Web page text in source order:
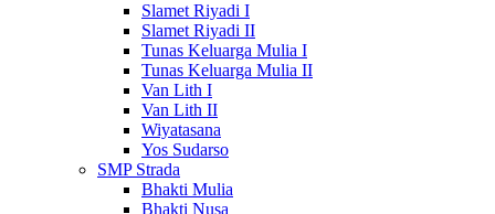
Slamet Riyadi I
Slamet Riyadi II
Tunas Keluarga Mulia I
Tunas Keluarga Mulia II
Van Lith I
Van Lith II
Wiyatasana
Yos Sudarso
SMP Strada
Bhakti Mulia
Bhakti Nusa